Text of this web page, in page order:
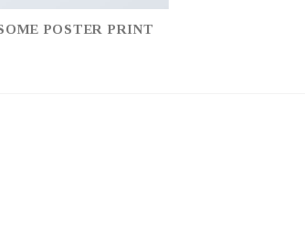
POSTER PRINT